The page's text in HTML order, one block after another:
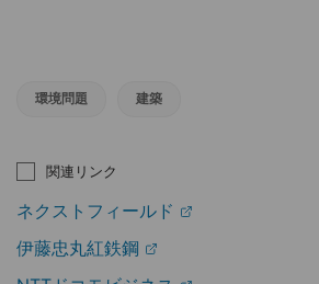
環境問題 建築
関連リンク
ネクストフィールド
伊藤忠丸紅鉄鋼